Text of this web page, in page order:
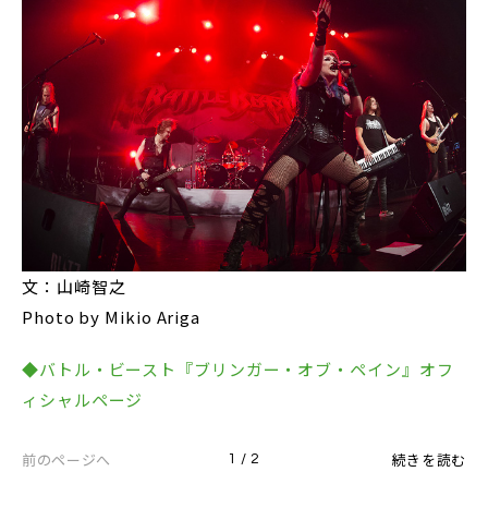
文：山崎智之
Photo by Mikio Ariga
◆バトル・ビースト『ブリンガー・オブ・ペイン』オフ
ィシャルページ
前のページへ 1 / 2 続きを読む